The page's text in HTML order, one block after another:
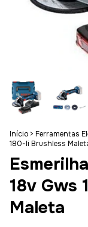
Início > Ferramentas
180-li Brushless
18v Gws
Maleta